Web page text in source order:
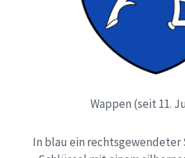
Wappen (seit 11.
In blau ein rechtsgewendeter